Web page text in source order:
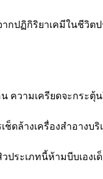
กปฏิกิริยาเคมีในชีวิ
ความเครียดจะกระ
ดล้างเครื่องสำอางบ
ระเภทนี้ห้ามบีบเองเ